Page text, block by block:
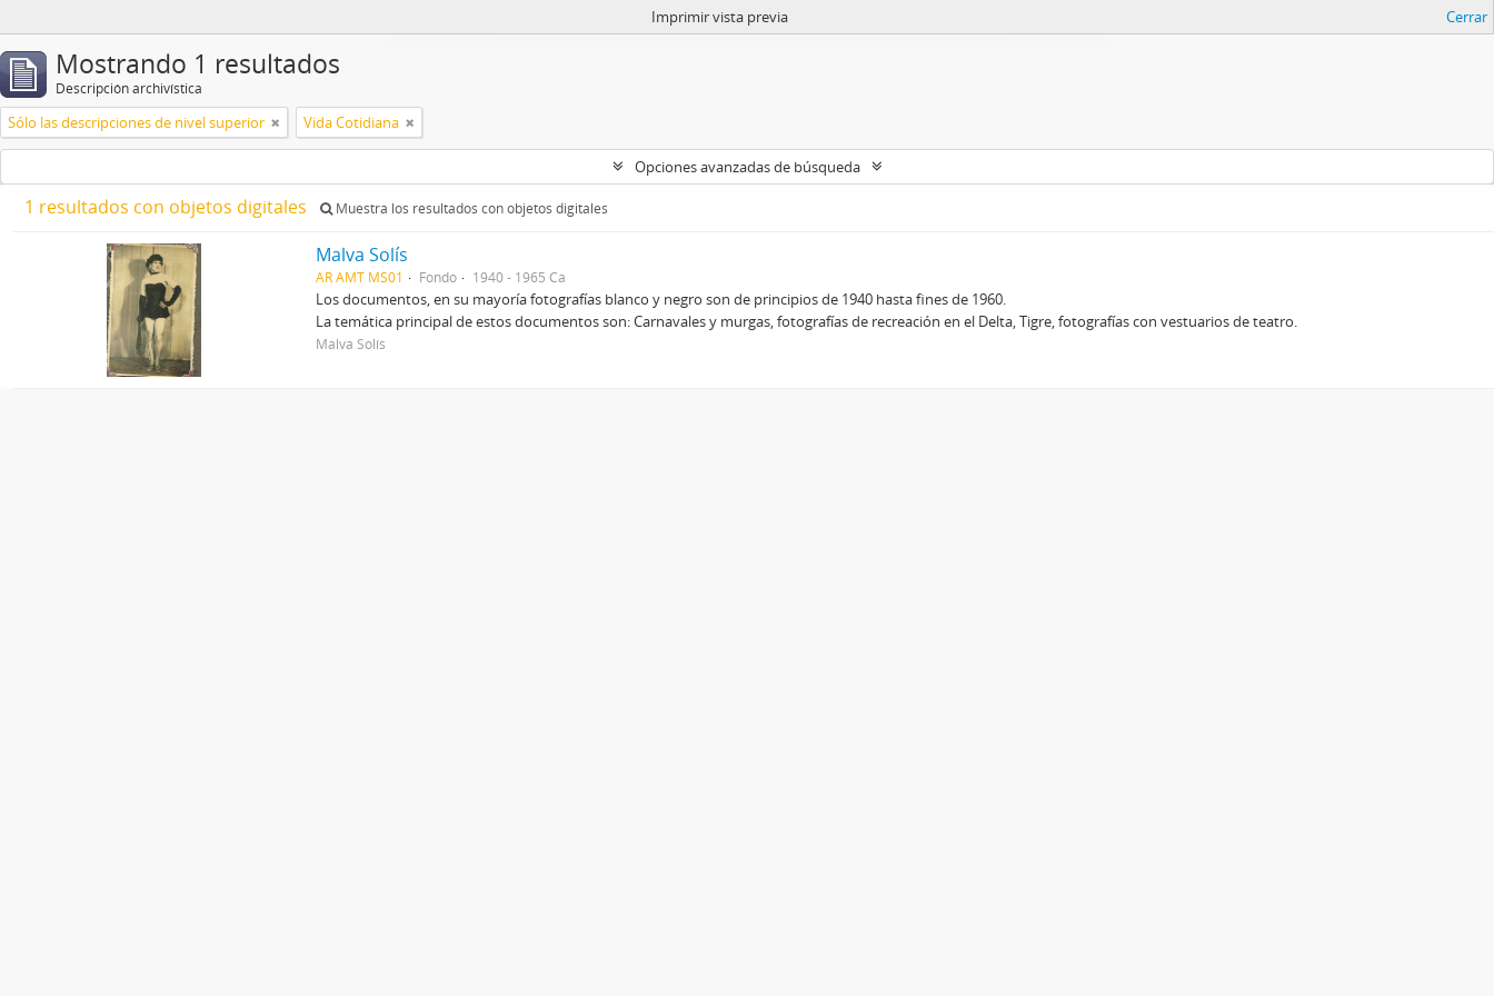
Imprimir vista previa Cerrar
Mostrando 1 resultados
Descripción archivística
Sólo las descripciones de nivel superior Vida Cotidiana
Opciones avanzadas de búsqueda
1 resultados con objetos digitales Muestra los resultados con objetos digitales
Malva Solís
AR AMT MS01 Fondo 1940 - 1965 Ca
Los documentos, en su mayoría fotografías blanco y negro son de principios de 1940 hasta fines de 1960.
La temática principal de estos documentos son: Carnavales y murgas, fotografías de recreación en el Delta, Tigre, fotografías con vestuarios de teatro.
Malva Solís